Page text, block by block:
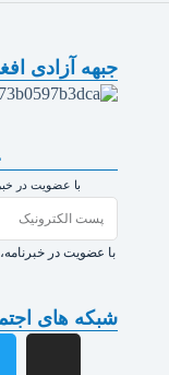
جبهه آزادی
با عضویت در
با عضویت در
شبکه های